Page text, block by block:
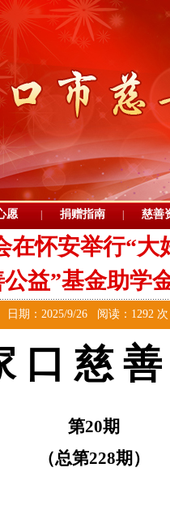
愿 捐赠指南 慈善
在怀安举行“大
益”基金助学
日期：2025/9/26 阅读：1292
口 慈
第20期
（总第228期）